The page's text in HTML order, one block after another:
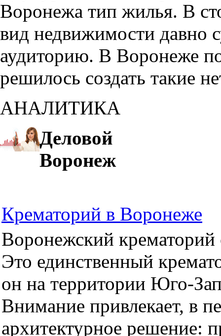
Воронежа тип жилья. В
вид недвижимости давно
аудиторию. В Воронеже
решилось создать такие
АНАЛИТИКА
Деловой
Воронеж
Крематорий в Воронеже
Воронежский крематорий
Это единственный
он на территории Юго-
Внимание привлекает, в
архитектурное решение: